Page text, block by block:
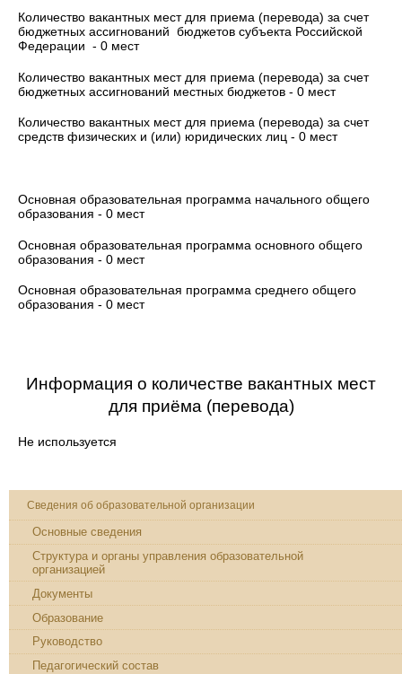
Количество вакантных мест для приема (перевода) за счет
бюджетных ассигнований бюджетов субъекта Российской
Федерации - 0 мест
Количество вакантных мест для приема (перевода) за счет
бюджетных ассигнований местных бюджетов - 0 мест
Количество вакантных мест для приема (перевода) за счет
средств физических и (или) юридических лиц - 0 мест
Основная образовательная программа начального общего
образования - 0 мест
Основная образовательная программа основного общего
образования - 0 мест
Основная образовательная программа среднего общего
образования - 0 мест
Информация о количестве вакантных мест
для приёма (перевода)
Не используется
Сведения об образовательной организации
Основные сведения
Структура и органы управления образовательной
организацией
Документы
Образование
Руководство
Педагогический состав